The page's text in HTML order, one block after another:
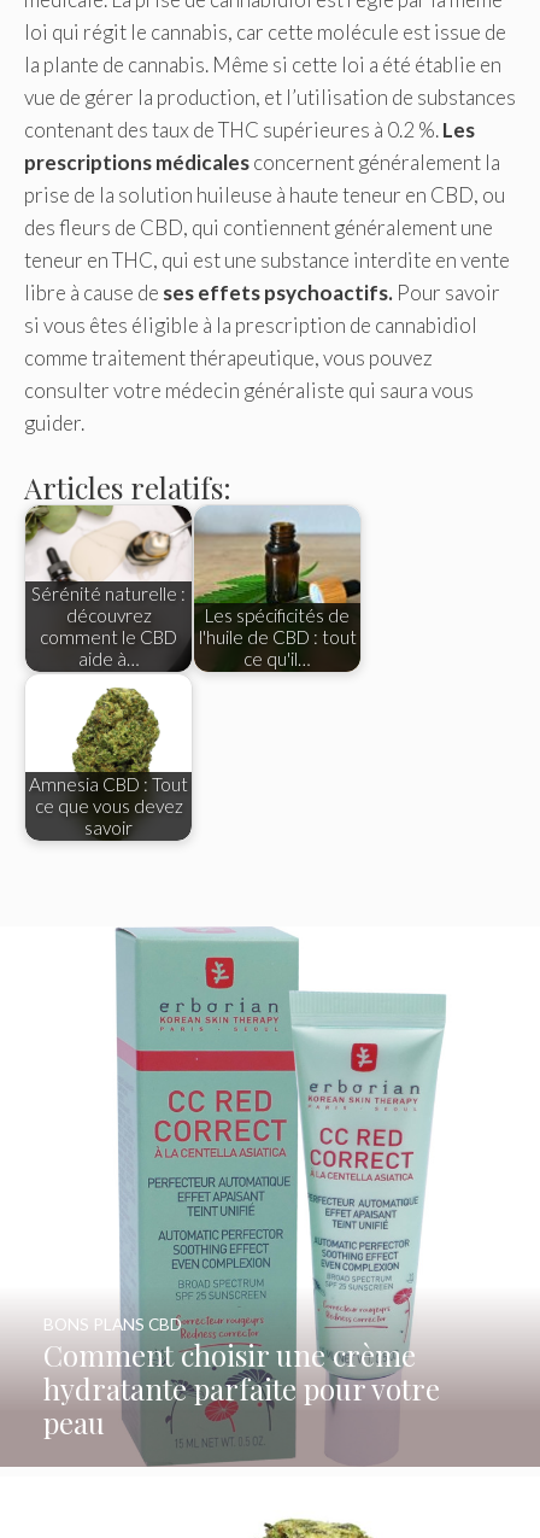
loi qui régit le cannabis, car cette molécule est issue de
la plante de cannabis. Même si cette loi a été établie en
vue de gérer la production, et l’utilisation de substances
contenant des taux de THC supérieures à 0.2 %.Les
prescriptions médicalesconcernent généralement la
prise de la solution huileuse à haute teneur en CBD, ou
des fleurs de CBD, qui contiennent généralement une
teneur en THC, qui est une substance interdite en vente
libre à cause de ses effets psychoactifs. Pour savoir
si vous êtes éligible à la prescription de cannabidiol
comme traitement thérapeutique, vous pouvez
consulter votre médecin généraliste qui saura vous
guider.
Articles relatifs:
Sérénité naturelle :
découvrez
comment le CBD
aide à…
Les spécificités de
l'huile de CBD : tout
ce qu'il…
Amnesia CBD : Tout
ce que vous devez
savoir
Comment choisir une crème
hydratante parfaite pour votre
peau
BONS PLANS CBD